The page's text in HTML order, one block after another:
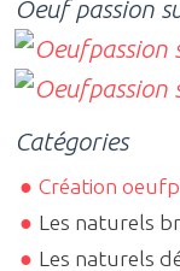
Oeuf passion
Catégories
Création
Les naturels
Les naturels